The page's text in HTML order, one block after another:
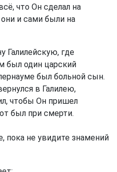
что Он сделал на
и сами были на
Галилейскую, где
был один царский
был больной сын.
в Галилею,
чтобы Он пришел
был при смерти.
пока не увидите знамений